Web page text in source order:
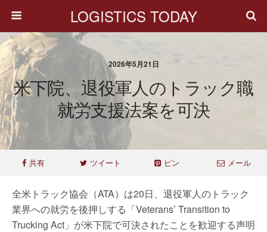
LOGISTICS TODAY
2026年5月21日
米下院、退役軍人のトラック職
就労支援法案を可決
共有 ツイート ピン メール
全米トラック協会（ATA）は20日、退役軍人のトラック
業界への就労を後押しする「Veterans’ Transition to
Trucking Act」が米下院で可決されたことを歓迎する声明